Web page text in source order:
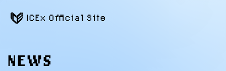
ICEx Official Site
NEWS